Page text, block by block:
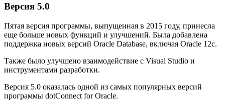
Версия 5.0
Пятая версия программы, выпущенная в 2015 году, принесла
еще больше новых функций и улучшений. Была добавлена
поддержка новых версий Oracle Database, включая Oracle 12c.
Также было улучшено взаимодействие с Visual Studio и
инструментами разработки.
Версия 5.0 оказалась одной из самых популярных версий
программы dotConnect for Oracle.